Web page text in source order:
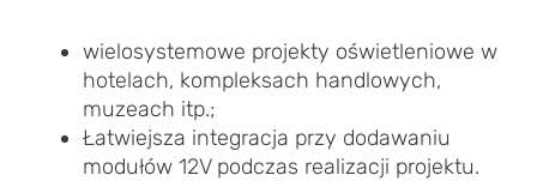
wielosystemowe projekty oświetleniowe w
hotelach, kompleksach handlowych,
muzeach itp.;
Łatwiejsza integracja przy dodawaniu
modułów 12V podczas realizacji projektu.